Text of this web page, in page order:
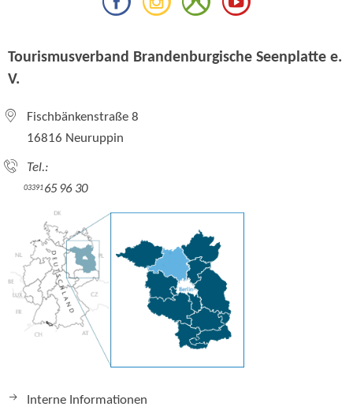
Tourismusverband Brandenburgische Seenplatte e.
V.
Fischbänkenstraße 8
16816 Neuruppin
Tel.:
0339165 96 30
Interne Informationen